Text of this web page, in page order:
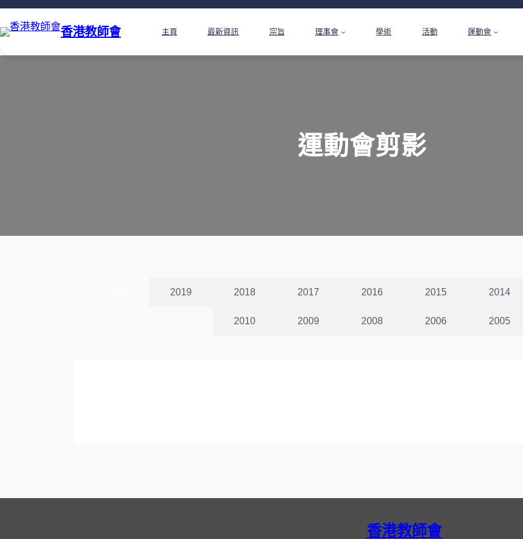
香港教師會 主頁 最新資訊 宗旨 理事會 學術 活動 運動會
運動會剪影
2019 2018 2017 2016 2015 2014
2010 2009 2008 2006 2005
香港教師會